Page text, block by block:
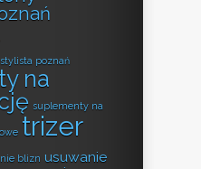
stylista poznań
na
suplementy na
trizer
blizn usuwanie